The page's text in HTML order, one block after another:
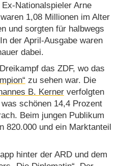
Nationalspieler Arne
1,08 Millionen im Alter
und sorgten für halbwegs
der April-Ausgabe waren
dabei.
das ZDF, wo das
zu sehen war. Die
B. Kernerverfolgten
schönen 14,4 Prozent
Beim jungen Publikum
820.000 und ein Marktanteil
hinter der ARD und dem